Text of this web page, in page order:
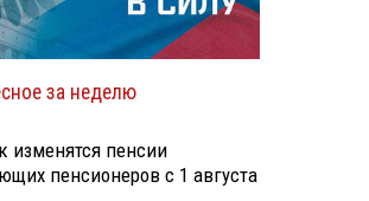
за неделю
изменятся пенсии
пенсионеров с 1 августа